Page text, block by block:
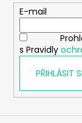
E-mail
s Pravidly
PŘIHLÁSIT